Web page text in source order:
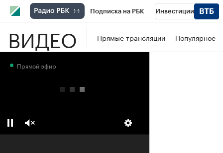
Подписка на РБК Инвестиции
ВИДЕО Прямые трансляции Популярное
Прямой эфир